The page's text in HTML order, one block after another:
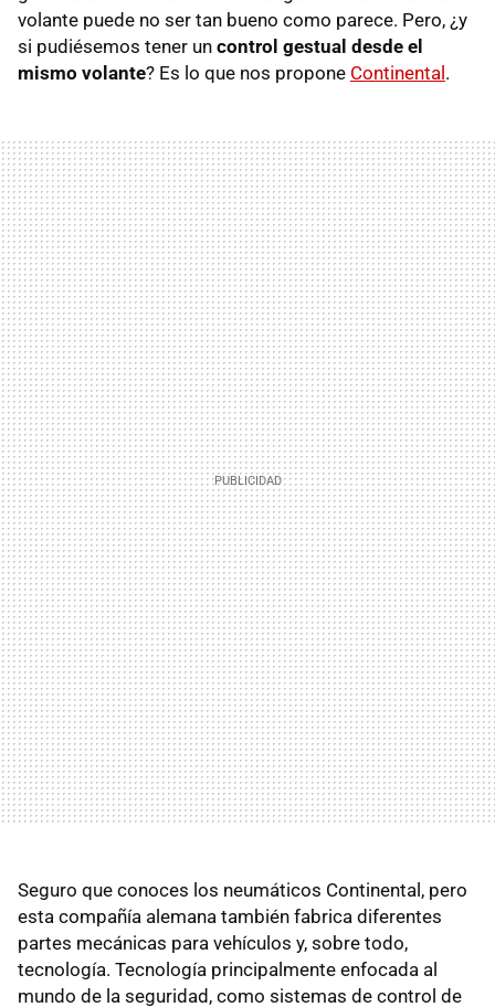
volante puede no ser tan bueno como parece. Pero, ¿y
si pudiésemos tener un control gestual desde el
mismo volante? Es lo que nos propone Continental.
Seguro que conoces los neumáticos Continental, pero
esta compañía alemana también fabrica diferentes
partes mecánicas para vehículos y, sobre todo,
tecnología. Tecnología principalmente enfocada al
mundo de la seguridad, como sistemas de control de